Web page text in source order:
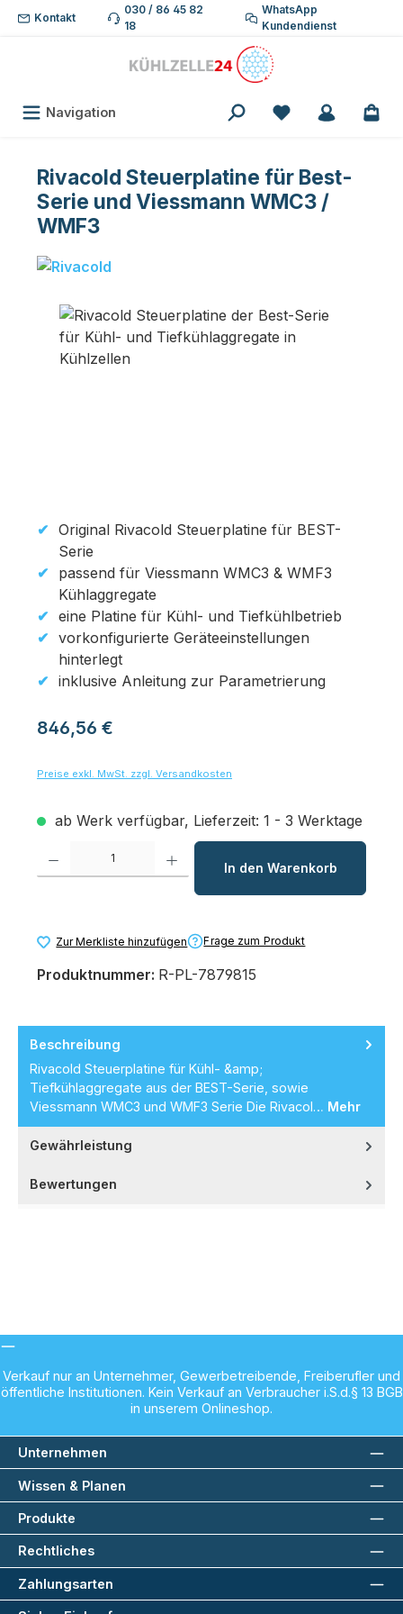
Zum Hauptinhalt springen
Kontakt
030 / 86 45 82
18
WhatsApp
Kundendienst
Navigation Du hast 0
Rivacold Steuerplatine für Best-
Serie und Viessmann WMC3 /
WMF3
Bildergalerie überspringen
Original Rivacold Steuerplatine für BEST-
Serie
passend für Viessmann WMC3 & WMF3
Kühlaggregate
eine Platine für Kühl- und Tiefkühlbetrieb
vorkonfigurierte Geräteeinstellungen
hinterlegt
inklusive Anleitung zur Parametrierung
Regulärer Preis:
846,56 €
Preise exkl. MwSt. zzgl. Versandkosten
ab Werk verfügbar, Lieferzeit: 1 - 3 Werktage
Produkt Anzahl: Gib den gewünschten Wert ein oder benutze die
In den Warenkorb
Zur Merkliste hinzufügen Frage zum Produkt
Produktnummer: R-PL-7879815
Beschreibung
Rivacold Steuerplatine für Kühl- &amp;
Tiefkühlaggregate aus der BEST-Serie, sowie
Viessmann WMC3 und WMF3 Serie Die Rivacol… Mehr
Gewährleistung
Bewertungen
Verkauf nur an Unternehmer, Gewerbetreibende, Freiberufler und
öffentliche Institutionen. Kein Verkauf an Verbraucher i.S.d.§ 13 BGB
in unserem Onlineshop.
Unternehmen
Wissen & Planen
Produkte
Rechtliches
Zahlungsarten